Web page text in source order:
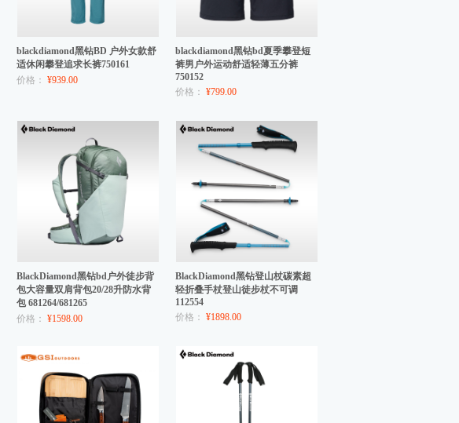
blackdiamond黑钻BD 户外女款舒
适休闲攀登追求长裤750161
价格： ¥939.00
blackdiamond黑钻bd夏季攀登短
裤男户外运动舒适轻薄五分裤
750152
价格： ¥799.00
BlackDiamond黑钻bd户外徒步背
包大容量双肩背包20/28升防水背
包 681264/681265
价格： ¥1598.00
BlackDiamond黑钻登山杖碳素超
轻折叠手杖登山徒步杖不可调
112554
价格： ¥1898.00